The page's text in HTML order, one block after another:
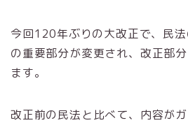
今回120年ぶりの大改正で、民
の重要部分が変更され、改正部
ます。
改正前の民法と比べて、内容が